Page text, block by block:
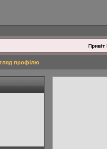
Привіт
профілю